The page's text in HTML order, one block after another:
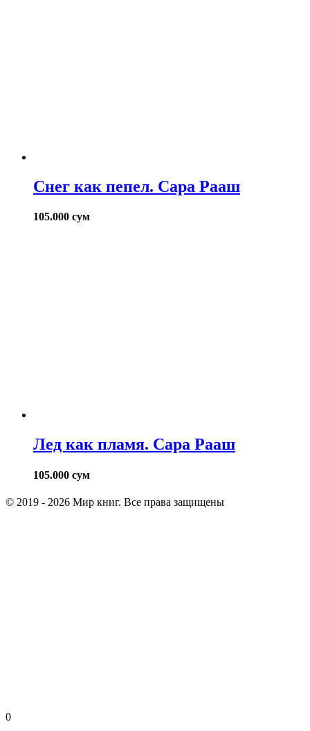
Снег как пепел. Сара Рааш
105.000 сум
Лед как пламя. Сара Рааш
105.000 сум
© 2019 - 2026 Мир книг. Все права защищены
0